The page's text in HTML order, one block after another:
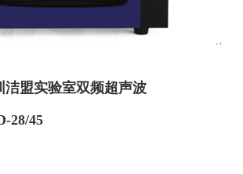
洁盟实验室双频超声波
28/45